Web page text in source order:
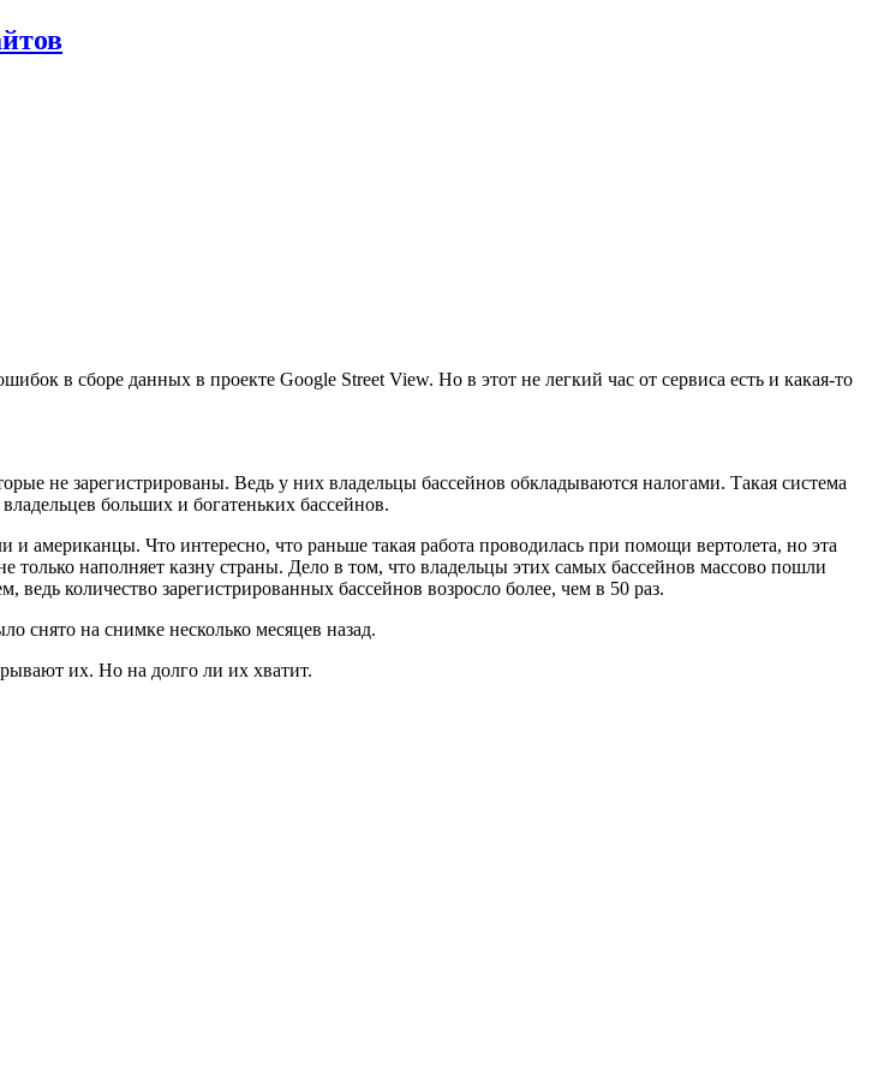
в сборе данных в проекте Google Street View. Но в этот не легкий час от сервиса есть и какая-то
не зарегистрированы. Ведь у них владельцы бассейнов обкладываются налогами. Такая система
больших и богатеньких бассейнов.
американцы. Что интересно, что раньше такая работа проводилась при помощи вертолета, но эта
наполняет казну страны. Дело в том, что владельцы этих самых бассейнов массово пошли
количество зарегистрированных бассейнов возросло более, чем в 50 раз.
снято на снимке несколько месяцев назад.
их. Но на долго ли их хватит.